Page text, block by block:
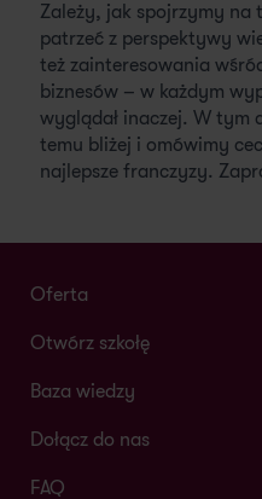
Zależy, jak spojrzymy na
patrzeć z perspektywy
też zainteresowania
biznesów – w każdym
wyglądał inaczej. W tym
temu bliżej i omówimy
najlepsze franczyzy.
Oferta
Otwórz szkołę
Baza wiedzy
Dołącz do nas
FAQ